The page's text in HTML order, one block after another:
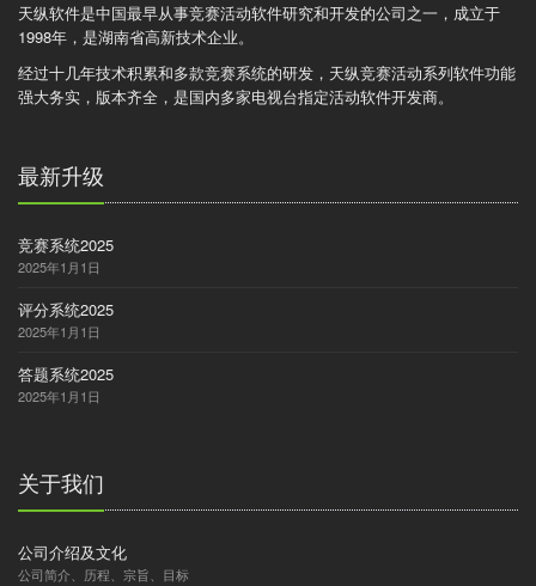
天纵软件是中国最早从事竞赛活动软件研究和开发的公司之一，成立于
1998年，是湖南省高新技术企业。
经过十几年技术积累和多款竞赛系统的研发，天纵竞赛活动系列软件功能
强大务实，版本齐全，是国内多家电视台指定活动软件开发商。
最新升级
竞赛系统2025
2025年1月1日
评分系统2025
2025年1月1日
答题系统2025
2025年1月1日
关于我们
公司介绍及文化
公司简介、历程、宗旨、目标